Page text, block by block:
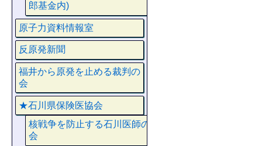
郎基金内)
原子力資料情報室
反原発新聞
福井から原発を止める裁判の
会
★石川県保険医協会
核戦争を防止する石川医師の
会